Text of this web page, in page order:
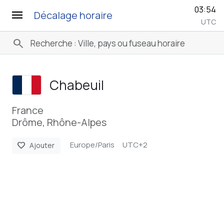
menu Décalage horaire 03:54
UTC
search
Chabeuil
France
Drôme, Rhône-Alpes
favorite Ajouter Europe/Paris UTC+2